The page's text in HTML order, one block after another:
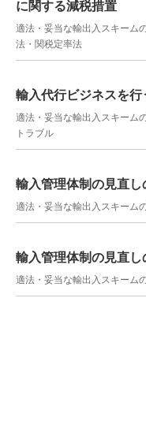
に関する減税措置
適法・妥当な輸出入スキーム
法・関税定率法
輸入代行ビジネスを行
適法・妥当な輸出入スキーム
トラブル
輸入管理体制の見直し
適法・妥当な輸出入スキーム
輸入管理体制の見直し
適法・妥当な輸出入スキーム